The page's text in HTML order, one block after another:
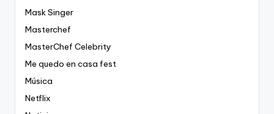
Mask Singer
Masterchef
MasterChef Celebrity
Me quedo en casa fest
Música
Netflix